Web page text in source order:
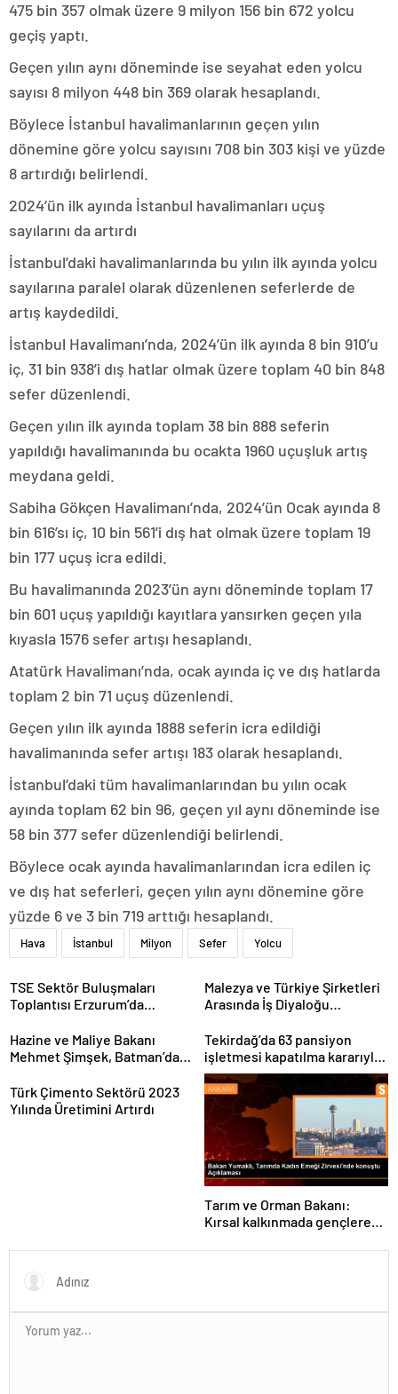
475 bin 357 olmak üzere 9 milyon 156 bin 672 yolcu
geçiş yaptı.
Geçen yılın aynı döneminde ise seyahat eden yolcu
sayısı 8 milyon 448 bin 369 olarak hesaplandı.
Böylece İstanbul havalimanlarının geçen yılın
dönemine göre yolcu sayısını 708 bin 303 kişi ve yüzde
8 artırdığı belirlendi.
2024’ün ilk ayında İstanbul havalimanları uçuş
sayılarını da artırdı
İstanbul’daki havalimanlarında bu yılın ilk ayında yolcu
sayılarına paralel olarak düzenlenen seferlerde de
artış kaydedildi.
İstanbul Havalimanı’nda, 2024’ün ilk ayında 8 bin 910’u
iç, 31 bin 938’i dış hatlar olmak üzere toplam 40 bin 848
sefer düzenlendi.
Geçen yılın ilk ayında toplam 38 bin 888 seferin
yapıldığı havalimanında bu ocakta 1960 uçuşluk artış
meydana geldi.
Sabiha Gökçen Havalimanı’nda, 2024’ün Ocak ayında 8
bin 616’sı iç, 10 bin 561’i dış hat olmak üzere toplam 19
bin 177 uçuş icra edildi.
Bu havalimanında 2023’ün aynı döneminde toplam 17
bin 601 uçuş yapıldığı kayıtlara yansırken geçen yıla
kıyasla 1576 sefer artışı hesaplandı.
Atatürk Havalimanı’nda, ocak ayında iç ve dış hatlarda
toplam 2 bin 71 uçuş düzenlendi.
Geçen yılın ilk ayında 1888 seferin icra edildiği
havalimanında sefer artışı 183 olarak hesaplandı.
İstanbul’daki tüm havalimanlarından bu yılın ocak
ayında toplam 62 bin 96, geçen yıl aynı döneminde ise
58 bin 377 sefer düzenlendiği belirlendi.
Böylece ocak ayında havalimanlarından icra edilen iç
ve dış hat seferleri, geçen yılın aynı dönemine göre
yüzde 6 ve 3 bin 719 arttığı hesaplandı.
Hava İstanbul Milyon Sefer Yolcu
TSE Sektör Buluşmaları
Toplantısı Erzurum’da
Malezya ve Türkiye Şirketleri
Arasında İş Diyaloğu
Hazine ve Maliye Bakanı
Mehmet Şimşek, Batman’da
yapacak bir fabrikanın
açılışını gerçekleştirdi
Tekirdağ’da 63 pansiyon
işletmesi kapatılma kararıyla
karşı karşıya
Türk Çimento Sektörü 2023
Yılında Üretimini Artırdı
Tarım ve Orman Bakanı:
Kırsal kalkınmada gençlere
yapıyoruz